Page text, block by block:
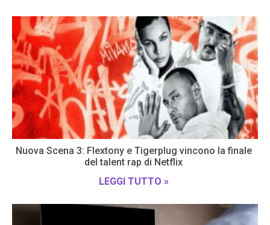
Nuova Scena 3: Flextony e Tigerplug vincono la finale
del talent rap di Netflix
LEGGI TUTTO »